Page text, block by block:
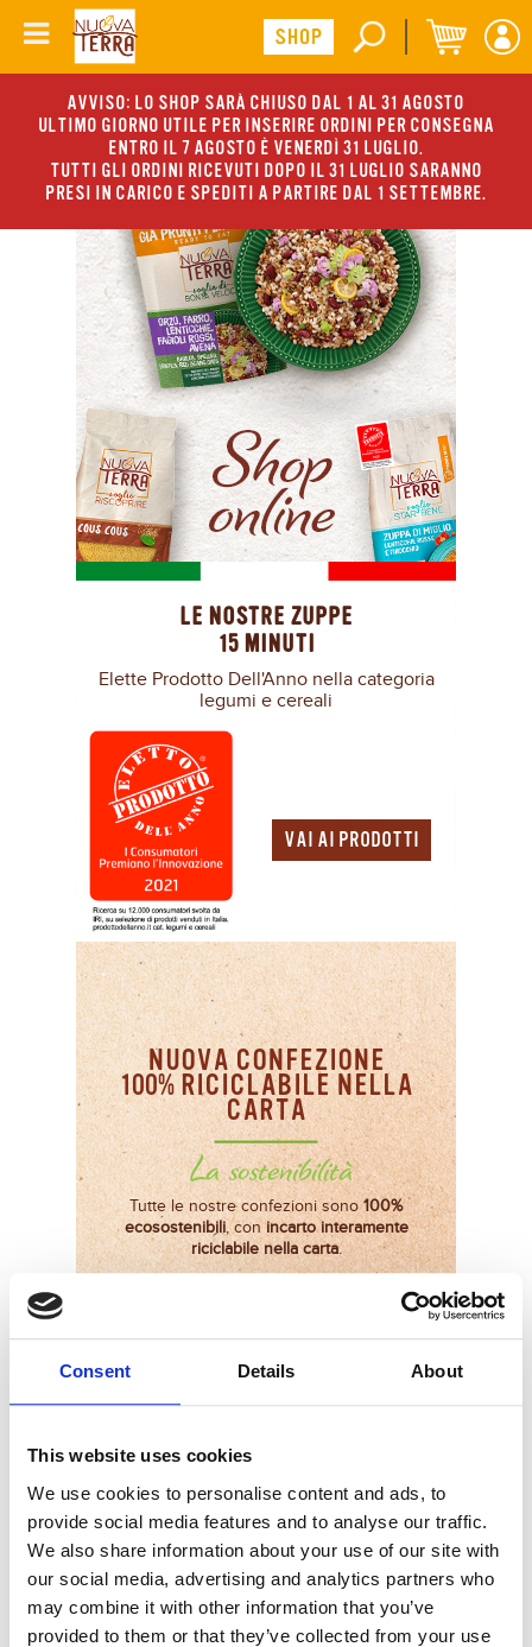
Consent Details About
This website uses cookies
We use cookies to personalise content and ads, to
provide social media features and to analyse our traffic.
We also share information about your use of our site with
our social media, advertising and analytics partners who
may combine it with other information that you’ve
provided to them or that they’ve collected from your use
AVVISO: LO SHOP SARÀ CHIUSO DAL 1 AL 31 AGOSTO
ULTIMO GIORNO UTILE PER INSERIRE ORDINI PER CONSEGNA
ENTRO IL 7 AGOSTO È VENERDÌ 31 LUGLIO.
TUTTI GLI ORDINI RICEVUTI DOPO IL 31 LUGLIO SARANNO
PRESI IN CARICO E SPEDITI A PARTIRE DAL 1 SETTEMBRE.
LE NOSTRE ZUPPE
15 MINUTI
Elette Prodotto Dell'Anno nella categoria
legumi e cereali
VAI AI PRODOTTI
NUOVA CONFEZIONE
100% RICICLABILE NELLA
CARTA
La sostenibilità
Tutte le nostre confezioni sono100%
ecosostenibili,conincarto interamente
riciclabile nella carta.
STAR BENE
Cereale tipico del Nord-Africa e della Sicilia, il
Cous Cous Nuova Terra è fonte di proteine
vegetali, le quali contribuiscono al
mantenimento delle ossa, della massa
muscolare e di fibre.